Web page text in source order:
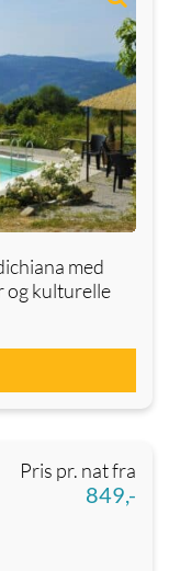
med
og kulturelle
Pris pr. nat fra
849,-